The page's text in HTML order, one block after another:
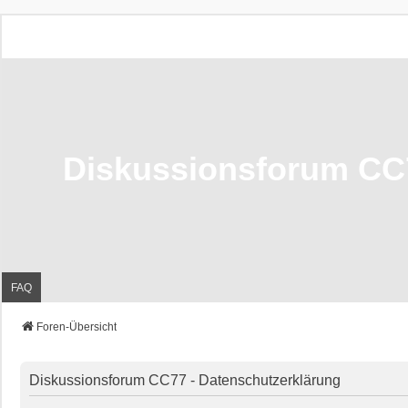
Diskussionsforum
FAQ
Foren-Übersicht
Diskussionsforum CC77 - Datenschutzerklärung